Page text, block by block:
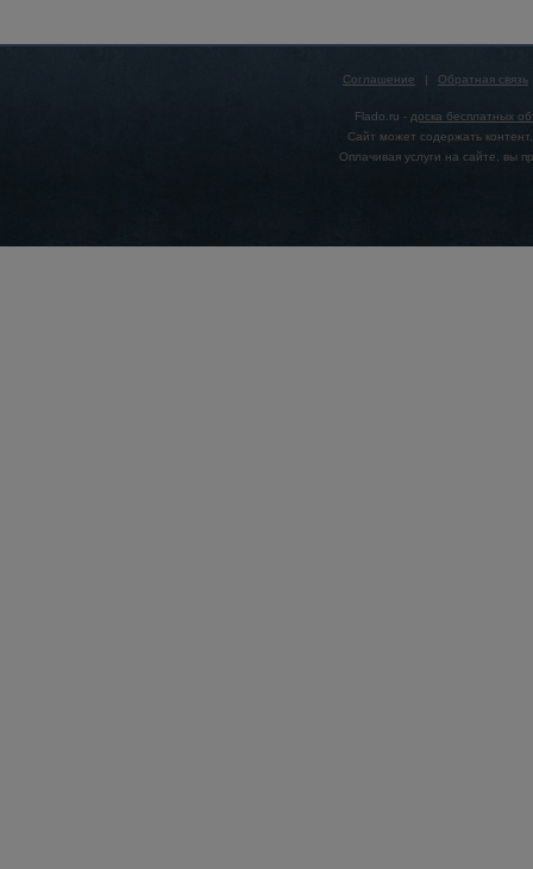
Соглашение | Обратная связь
Flado.ru - доска бесплатных
Сайт может содержать
Оплачивая услуги на сайте, вы